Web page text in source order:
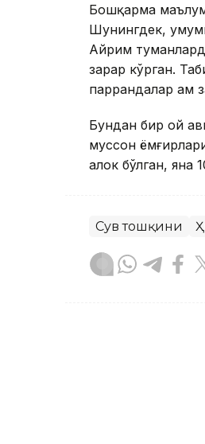
Бошқарма
Шунингдек,
Айрим
зарар кўрган.
паррандалар ҳам
Бундан бир ой
муссон
ҳалок бўлган, яна
Сув тошқини